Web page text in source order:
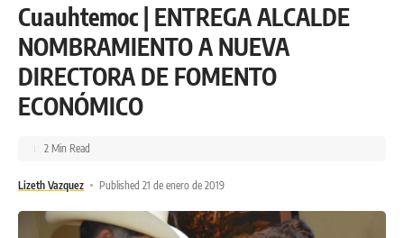
Cuauhtemoc | ENTREGA ALCALDE
NOMBRAMIENTO A NUEVA
DIRECTORA DE FOMENTO
ECONÓMICO
Lizeth Vazquez Published 21 de enero de 2019
2 Min Read